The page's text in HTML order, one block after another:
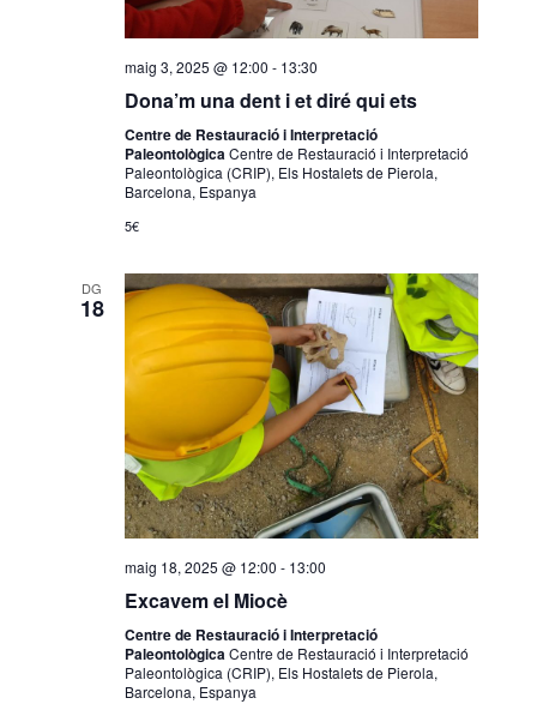
maig 3, 2025 @ 12:00 - 13:30
Dona’m una dent i et diré qui ets
Centre de Restauració i Interpretació
PaleontològicaCentre de Restauració i Interpretació
Paleontològica (CRIP), Els Hostalets de Pierola,
Barcelona, Espanya
5€
DG
18
maig 18, 2025 @ 12:00 - 13:00
Excavem el Miocè
Centre de Restauració i Interpretació
PaleontològicaCentre de Restauració i Interpretació
Paleontològica (CRIP), Els Hostalets de Pierola,
Barcelona, Espanya